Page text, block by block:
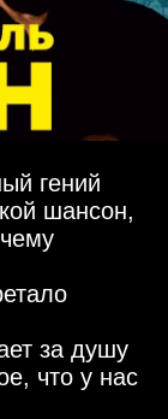
гений
шансон,
за душу
что у нас